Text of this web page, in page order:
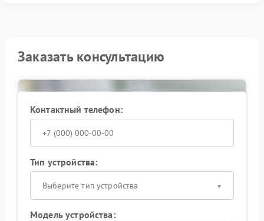
Заказать консультацию
Контактный телефон:
Тип устройства:
Выберите тип устройства
Модель устройства: